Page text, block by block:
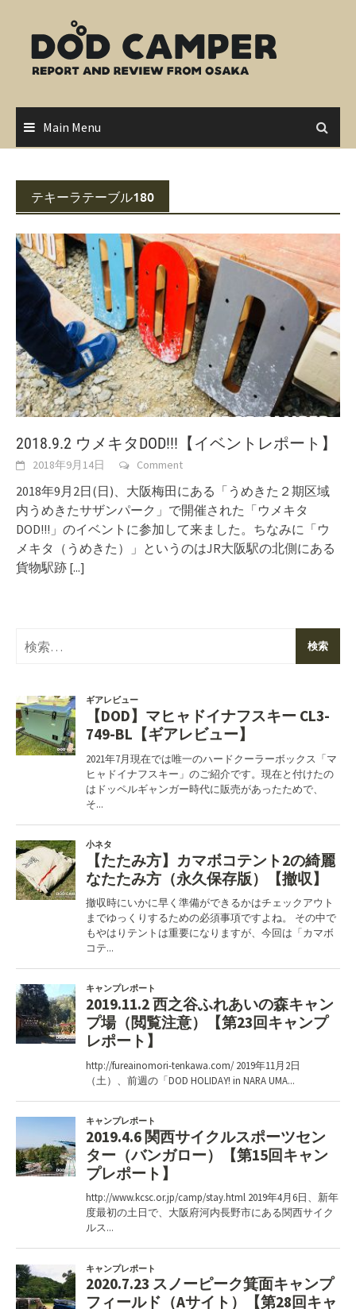
content
Main Menu
テキーラテーブル180
2018.9.2 ウメキタDOD!!!【イベントレポート】
2018年9月14日 Comment
2018年9月2日(日)、大阪梅田にある「うめきた２期区域
内うめきたサザンパーク」で開催された「ウメキタ
DOD!!!」のイベントに参加して来ました。ちなみに「ウ
メキタ（うめきた）」というのはJR大阪駅の北側にある
貨物駅跡 [...]
検
索: